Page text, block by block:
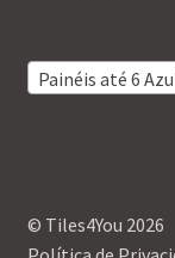
Painéis até 6
© Tiles4You 2026